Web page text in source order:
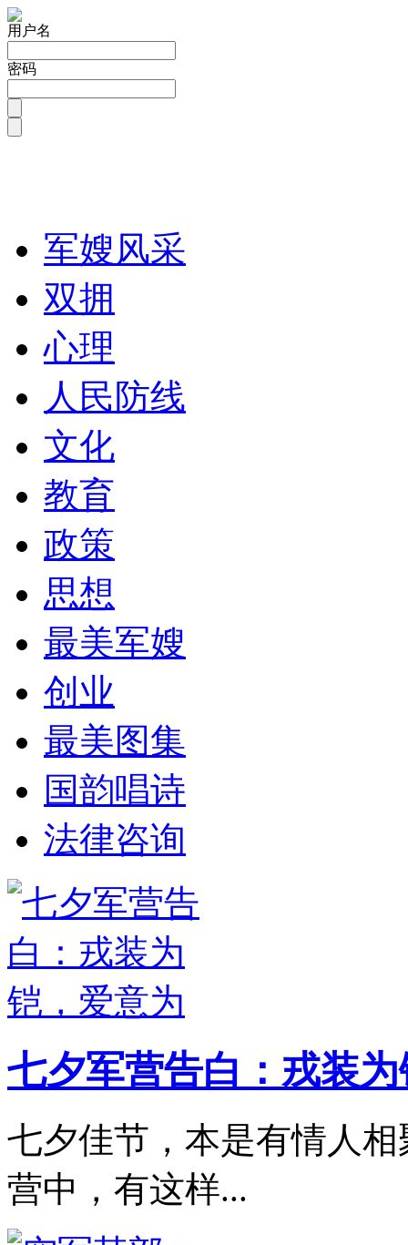
用户名
密码
军嫂风采
双拥
心理
人民防线
文化
教育
政策
思想
最美军嫂
创业
最美图集
国韵唱诗
法律咨询
七夕军营告白：戎装
七夕佳节，本是有情人
营中，有这样...